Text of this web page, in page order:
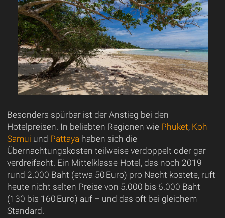
Besonders spürbar ist der Anstieg bei den
Hotelpreisen. In beliebten Regionen wie Phuket, Koh
Samui und Pattaya haben sich die
Übernachtungskosten teilweise verdoppelt oder gar
verdreifacht. Ein Mittelklasse-Hotel, das noch 2019
rund 2.000 Baht (etwa 50 Euro) pro Nacht kostete, ruft
heute nicht selten Preise von 5.000 bis 6.000 Baht
(130 bis 160 Euro) auf – und das oft bei gleichem
Standard.